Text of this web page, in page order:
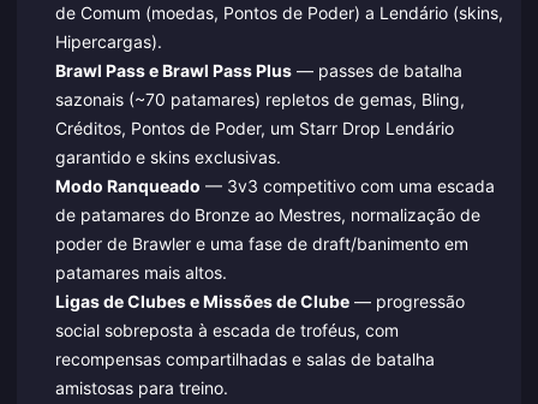
de Comum (moedas, Pontos de Poder) a Lendário (skins,
Hipercargas).
Brawl Pass e Brawl Pass Plus— passes de batalha
sazonais (~70 patamares) repletos de gemas, Bling,
Créditos, Pontos de Poder, um Starr Drop Lendário
garantido e skins exclusivas.
Modo Ranqueado — 3v3 competitivo com uma escada
de patamares do Bronze ao Mestres, normalização de
poder de Brawler e uma fase de draft/banimento em
patamares mais altos.
Ligas de Clubes e Missões de Clube— progressão
social sobreposta à escada de troféus, com
recompensas compartilhadas e salas de batalha
amistosas para treino.